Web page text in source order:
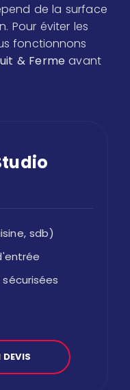
de la surface
Pour éviter les
fonctionnons
& Fermeavant
sdb)